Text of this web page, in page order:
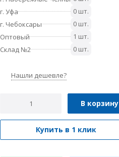
г. Уфа
0 шт.
г. Чебоксары
0 шт.
Оптовый
1 шт.
Склад №2
0 шт.
Нашли дешевле?
В корзину
Купить в 1 клик